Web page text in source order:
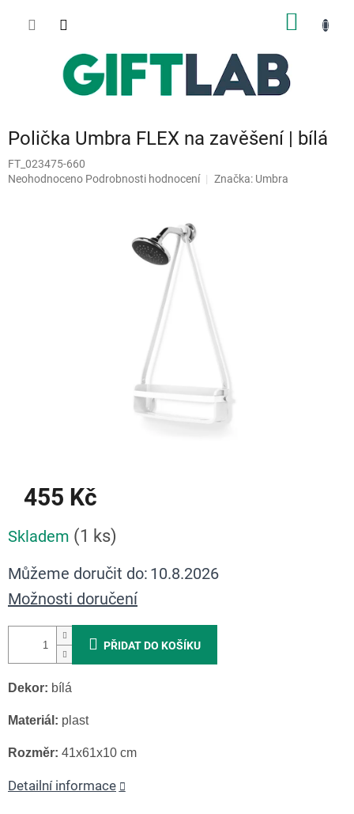
Polička Umbra FLEX na zavěšení | bílá
FT_023475-660
Průměrné
Neohodnoceno Podrobnosti hodnocení Značka: Umbra
455 Kč
cena:
Skladem (1 ks)
Můžeme doručit do: 10.8.2026
Možnosti doručení
PŘIDAT DO KOŠÍKU
Dekor: bílá
Materiál: plast
Rozměr: 41x61x10 cm
Detailní informace